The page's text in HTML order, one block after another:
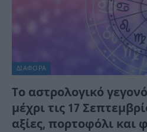
ΔΙΆΦΟΡΑ
Tο αστρολογικό
μέχρι τις 17
αξίες, πορτοφόλι και